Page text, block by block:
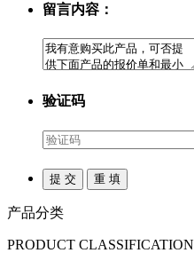
留言内容：
验证码
产品分类
PRODUCT CLASSIFICATION